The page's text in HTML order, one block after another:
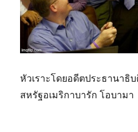
หัวเราะโดยอดีตประธานาธิ
สหรัฐอเมริกาบารัก โอบามา